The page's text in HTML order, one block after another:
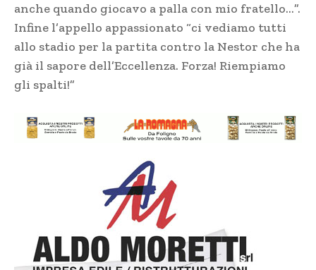
anche quando giocavo a palla con mio fratello…”.
Infine l’appello appassionato “ci vediamo tutti
allo stadio per la partita contro la Nestor che ha
già il sapore dell’Eccellenza. Forza! Riempiamo
gli spalti!”